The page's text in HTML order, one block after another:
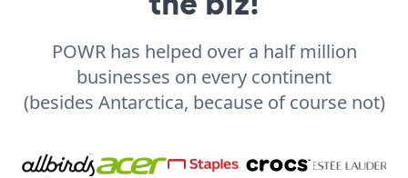
POWR has helped over a half million
businesses on every continent
(besides Antarctica, because of course not)